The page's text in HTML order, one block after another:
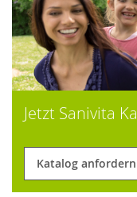
Jetzt Sanivita
Katalog anfordern